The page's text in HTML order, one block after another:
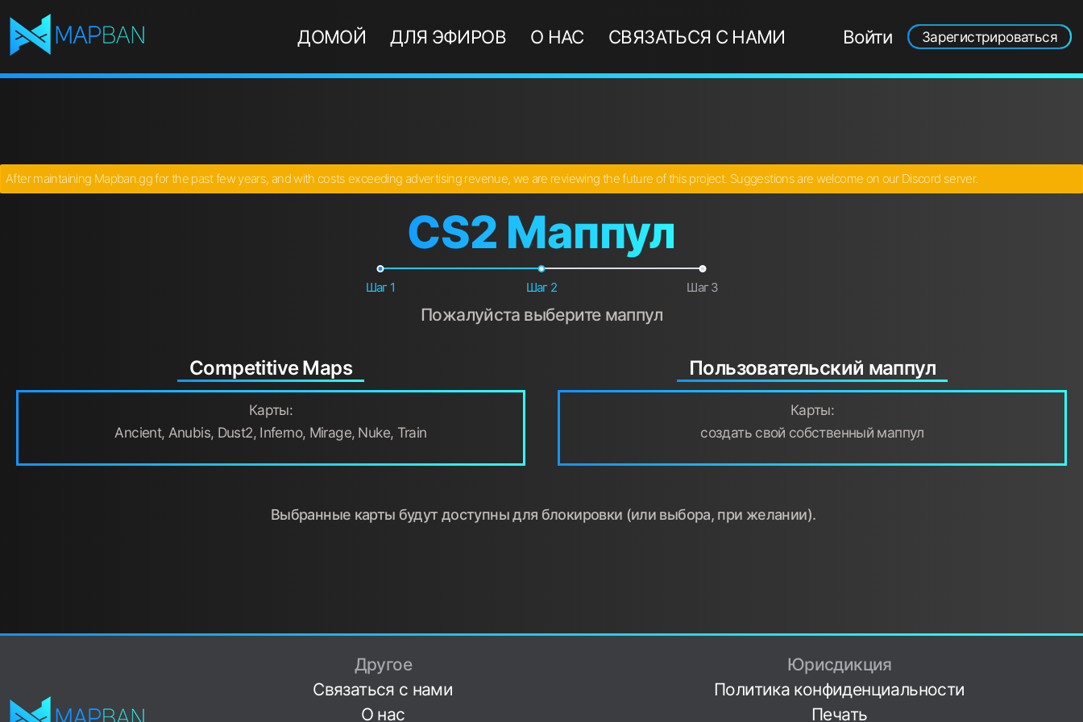
ДОМОЙ ДЛЯ ЭФИРОВ О НАС СВЯЗАТЬСЯ С НАМИ Войти Зарегистрироваться
After maintaining Mapban.gg for the past few years, and with costs exceeding advertising revenue, we are reviewing the future of this project. Suggestions are welcome on our Discord server.
CS2 Маппул
Шаг 1 Шаг 2 Шаг 3
Пожалуйста выберите маппул
Competitive Maps
Карты:
Ancient, Anubis, Dust2, Inferno, Mirage, Nuke, Train
Пользовательский маппул
Карты:
создать свой собственный маппул
Выбранные карты будут доступны для блокировки (или выбора, при желании).
Другое
Связаться с нами
О нас
Юрисдикция
Политика конфиденциальности
Печать